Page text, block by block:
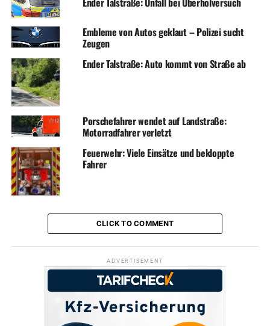
Embleme von Autos geklaut – Polizei sucht
Zeugen
Ender Talstraße: Auto kommt von Straße ab
Porschefahrer wendet auf Landstraße:
Motorradfahrer verletzt
Feuerwehr: Viele Einsätze und bekloppte
Fahrer
CLICK TO COMMENT
ADVERTISEMENT